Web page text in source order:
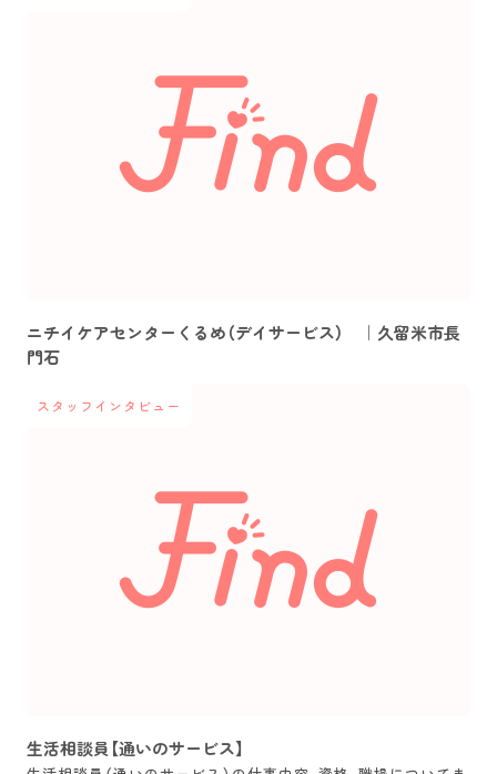
ニチイケアセンターくるめ（デイサービス） ｜久留米市長
門石
スタッフインタビュー
生活相談員【通いのサービス】